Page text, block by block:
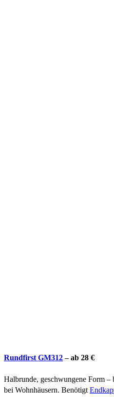
Rundfirst GM312– ab 28 €
Halbrunde, geschwungene Form –
bei Wohnhäusern. Benötigt